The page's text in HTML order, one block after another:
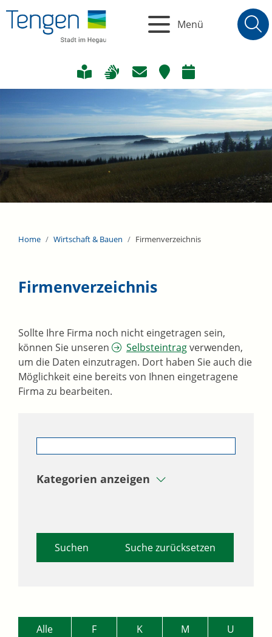
Menü
Home Wirtschaft & Bauen Firmenverzeichnis
Firmenverzeichnis
Sollte Ihre Firma noch nicht eingetragen sein,
können Sie unseren
Selbsteintragverwenden,
um die Daten einzutragen. Dort haben Sie auch die
Möglichkeit eine bereits von Ihnen eingetragene
Firma zu bearbeiten.
Kategorien anzeigen
Suche zurücksetzen
Alle F K M U